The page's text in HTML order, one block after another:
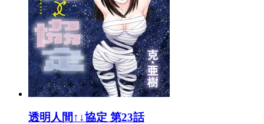
透明人間↑↓協定 第23話